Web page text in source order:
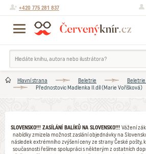
+420 775 281 837
Hlavní strana Beletrie
Přednostovic Madlenka II.díl (Marie Voříšková)
SLOVENSKO!!! ZASÍLÁNÍ BALÍKŮ NA SLOVENSKO!!! Vážení
nabídky zmizela možnost zaslání objednávky na
následek extrémního zvýšení ceny ze strany České
současnosti řešíme spolupráci s některým z ostatních